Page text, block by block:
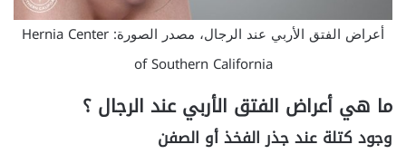
أعراض الفتق الأربي عند الرجال، مصدر الصورة: Hernia Center
of Southern California
ما هي أعراض الفتق الأربي عند الرجال ؟
وجود كتلة عند جذر الفخذ أو الصفن